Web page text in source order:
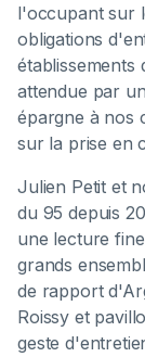
l'occupant sur
obligations
établissements
attendue par
épargne à nos
sur la prise en
Julien Petit et
du 95 depuis
une lecture
grands
de rapport
Roissy et
geste